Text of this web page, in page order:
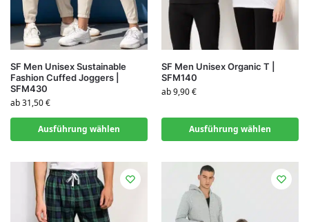
SF Men Unisex Sustainable
Fashion Cuffed Joggers |
SFM430
ab31,50€
Ausführung wählen
SF Men Unisex Organic T |
SFM140
ab9,90€
Ausführung wählen